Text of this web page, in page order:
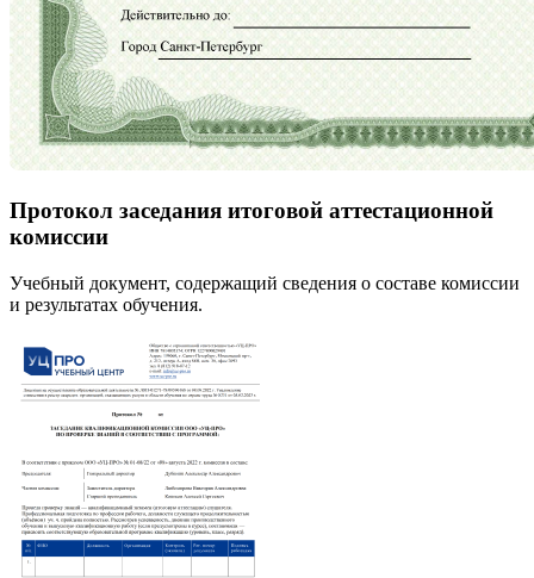
Протокол заседания итоговой аттестационной
комиссии
Учебный документ, содержащий сведения о составе комиссии
и результатах обучения.